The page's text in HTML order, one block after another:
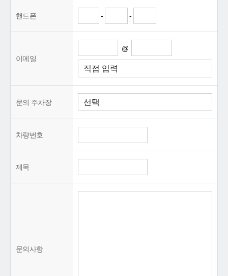
핸드폰 - -
이메일
@
문의 주차장
차량번호
제목
문의사항